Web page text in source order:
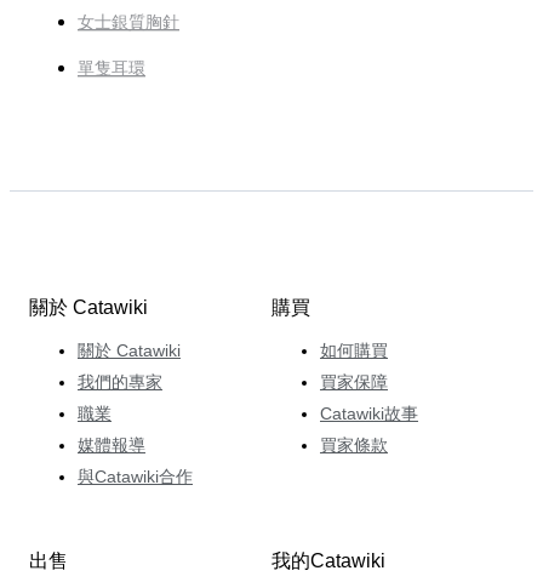
女士銀質胸針
單隻耳環
關於 Catawiki
關於 Catawiki
我們的專家
職業
媒體報導
與Catawiki合作
購買
如何購買
買家保障
Catawiki故事
買家條款
出售 我的Catawiki